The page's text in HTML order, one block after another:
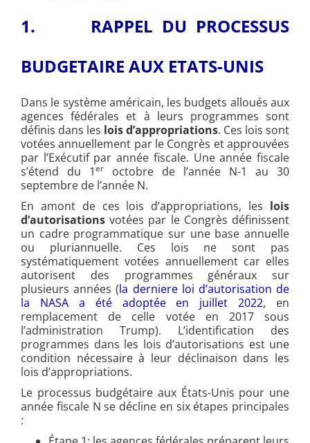
1. RAPPEL DU PROCESSUS
BUDGETAIRE AUX ETATS-UNIS
Dans le système américain, les budgets alloués aux
agences fédérales et à leurs programmes sont
définis dans les lois d’appropriations. Ces lois sont
votées annuellement par le Congrès et approuvées
par l’Exécutif par année fiscale. Une année fiscale
s’étend du 1er
octobre de l’année N-1 au 30
septembre de l’année N.
En amont de ces lois d’appropriations, les lois
d’autorisations votées par le Congrès définissent
un cadre programmatique sur une base annuelle
ou pluriannuelle. Ces lois ne sont pas
systématiquement votées annuellement car elles
autorisent des programmes généraux sur
plusieurs années (la derniere loi d’autorisation de
la NASA a été adoptée en juillet 2022, en
remplacement de celle votée en 2017 sous
l’administration Trump). L’identification des
programmes dans les lois d’autorisations est une
condition nécessaire à leur déclinaison dans les
lois d’appropriations.
Le processus budgétaire aux États-Unis pour une
année fiscale N se décline en six étapes principales
: